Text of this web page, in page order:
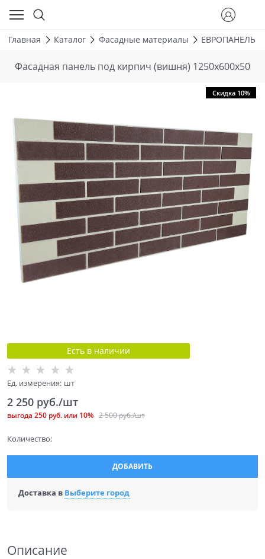
Главная Каталог Фасадные материалы ЕВРОПАНЕЛЬ
Фасадная панель под кирпич (вишня) 1250х600х50
Скидка 10%
Есть в наличии
Ед. измерения: шт
2 500 руб./шт
2 250 руб./шт
выгода 250 руб. или 10%
Количество:
ДОБАВИТЬ
Доставка в Выберите город
Описание